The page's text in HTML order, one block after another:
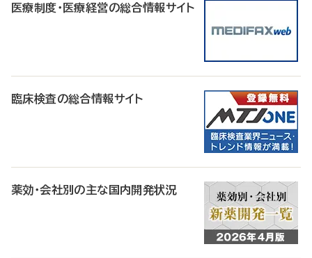
医療制度・医療経営の総合情報サイト
臨床検査の総合情報サイト
薬効・会社別の主な国内開発状況